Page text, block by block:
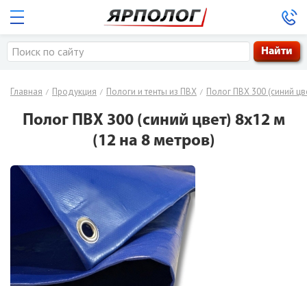
Заказать обратный звонок
Главная / Продукция / Пологи и тенты из ПВХ / Полог ПВХ 300 (синий
Полог ПВХ 300 (синий цвет) 8х12 м
(12 на 8 метров)